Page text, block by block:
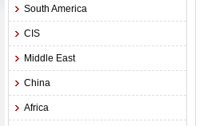
South America
CIS
Middle East
China
Africa